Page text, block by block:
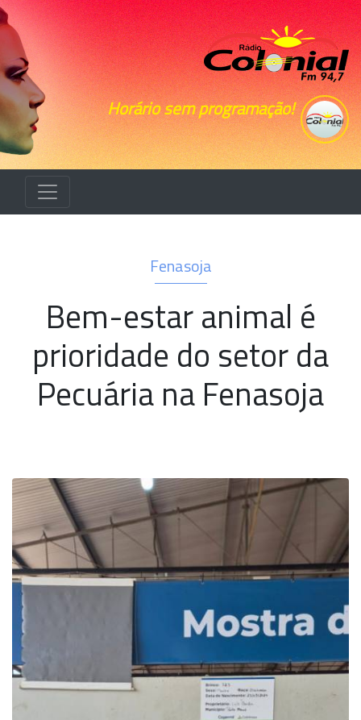
Horário sem programação!
Fenasoja
Bem-estar animal é
prioridade do setor da
Pecuária na Fenasoja